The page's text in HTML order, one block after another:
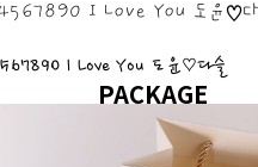
I Love You 도윤♡다
I Love You 도윤♡다슬
PACKAGE